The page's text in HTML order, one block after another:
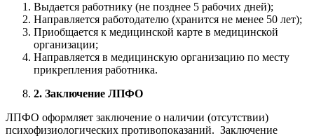
Выдается работнику (не позднее 5 рабочих дней);
Направляется работодателю (хранится не менее 50 лет);
Приобщается к медицинской карте в медицинской
организации;
Направляется в медицинскую организацию по месту
прикрепления работника.
2. Заключение ЛПФО
ЛПФО оформляет заключение о наличии (отсутствии)
психофизиологических противопоказаний. Заключение